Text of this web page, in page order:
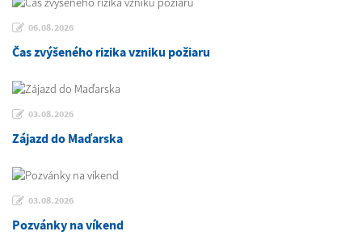
06.08.2026
Čas zvýšeného rizika vzniku požiaru
03.08.2026
Zájazd do Maďarska
03.08.2026
Pozvánky na víkend